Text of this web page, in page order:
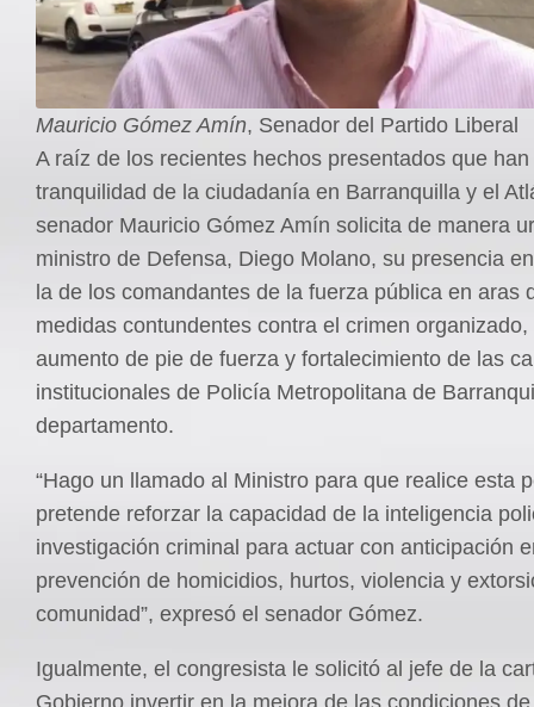
Mauricio Gómez Amín, Senador del Partido Liberal
A raíz de los recientes hechos presentados que
tranquilidad de la ciudadanía en Barranquilla y el
senador Mauricio Gómez Amín solicita de manera
ministro de Defensa, Diego Molano, su presencia
la de los comandantes de la fuerza pública en aras
medidas contundentes contra el crimen organizado,
aumento de pie de fuerza y fortalecimiento de las
institucionales de Policía Metropolitana de
departamento.
“Hago un llamado al Ministro para que realice esta
pretende reforzar la capacidad de la inteligencia
investigación criminal para actuar con anticipación
prevención de homicidios, hurtos, violencia y
comunidad”, expresó el senador Gómez.
Igualmente, el congresista le solicitó al jefe de la
Gobierno invertir en la mejora de las condiciones